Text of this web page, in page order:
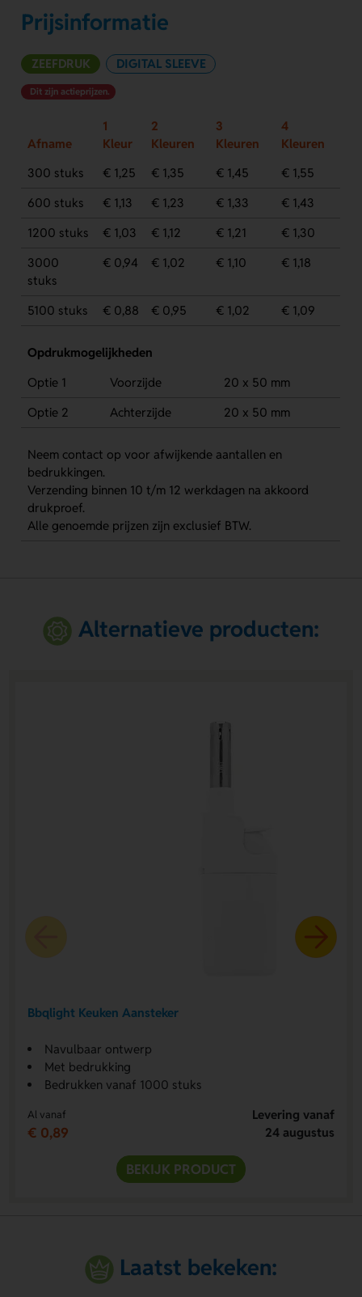
Prijsinformatie
ZEEFDRUK DIGITAL SLEEVE
Dit zijn actieprijzen.
Afname
1
Kleur
2
Kleuren
3
Kleuren
4
Kleuren
300 stuks
€ 1,25 € 1,35 € 1,45
€ 1,55
600 stuks
€ 1,13 € 1,23 € 1,33
€ 1,43
1200 stuks
€ 1,03 € 1,12 € 1,21
€ 1,30
3000
stuks
€ 0,94 € 1,02 € 1,10 € 1,18
5100 stuks € 0,88 € 0,95 € 1,02 € 1,09
Opdrukmogelijkheden
Optie 1
Voorzijde
20 x 50 mm
Optie 2
Achterzijde 20 x 50 mm
Neem contact op voor afwijkende aantallen en
bedrukkingen.
Verzending binnen 10 t/m 12 werkdagen na akkoord
drukproef.
Alle genoemde prijzen zijn exclusief BTW.
Alternatieve producten:
Bbqlight Keuken Aansteker
Navulbaar ontwerp
Met bedrukking
Bedrukken vanaf 1000 stuks
Al vanaf
€ 0,89
Levering vanaf
24 augustus
BEKIJK PRODUCT
Laatst bekeken: